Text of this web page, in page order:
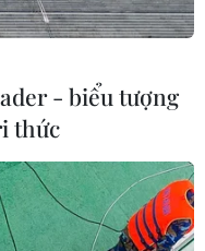
- biểu tượng
thức